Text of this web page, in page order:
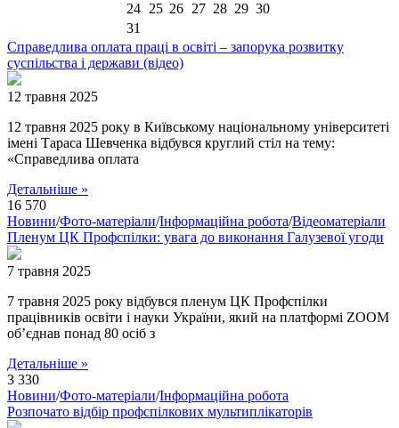
24
25 26 27 28 29 30
31
Справедлива оплата праці в освіті – запорука розвитку
суспільства і держави (відео)
12 травня 2025
12 травня 2025 року в Київському національному університеті
імені Тараса Шевченка відбувся круглий стіл на тему:
«Справедлива оплата
Детальніше »
16 570
Новини/Фото-матеріали/Інформаційна робота/Відеоматеріали
Пленум ЦК Профспілки: увага до виконання Галузевої угоди
7 травня 2025
7 травня 2025 року відбувся пленум ЦК Профспілки
працівників освіти і науки України, який на платформі ZOOM
об’єднав понад 80 осіб з
Детальніше »
3 330
Новини/Фото-матеріали/Інформаційна робота
Розпочато відбір профспілкових мультиплікаторів